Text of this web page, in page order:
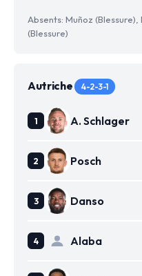
Absents: Muñoz
(Blessure)
Autriche 4-2-3-1
A. Schlager
Posch
Danso
Alaba